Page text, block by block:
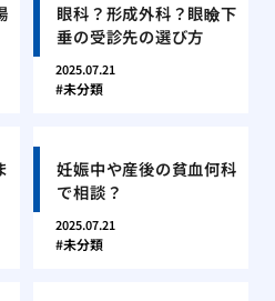
眼科？形成外科？眼瞼下
垂の受診先の選び方
2025.07.21
未分類
妊娠中や産後の貧血何科
で相談？
2025.07.21
未分類